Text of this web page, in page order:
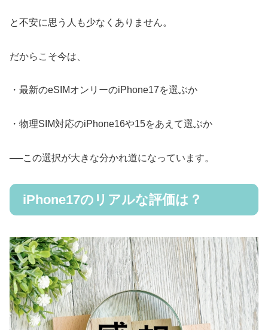
と不安に思う人も少なくありません。
だからこそ今は、
・最新のeSIMオンリーのiPhone17を選ぶか
・物理SIM対応のiPhone16や15をあえて選ぶか
──この選択が大きな分かれ道になっています。
iPhone17のリアルな評価は？